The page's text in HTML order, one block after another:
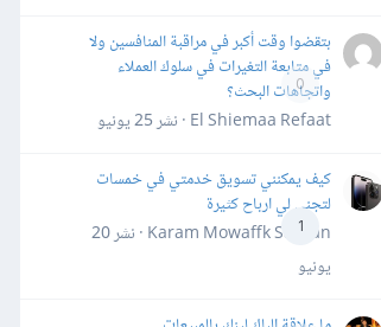
0
بتقضوا وقت أكبر في مراقبة المنافسين ولا
في متابعة التغيرات في سلوك العملاء
واتجاهات البحث؟
El Shiemaa Refaat · نشر
25 يونيو
1
كيف يمكنني تسويق خدمتي في خمسات
لتجني لي ارباح كثيرة
Karam Mowaffk Sarhan · نشر
20
يونيو